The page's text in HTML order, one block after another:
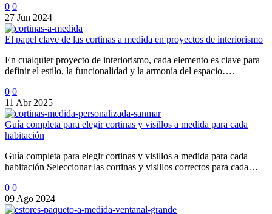
0 0
27 Jun 2024
El papel clave de las cortinas a medida en proyectos de interiorismo
En cualquier proyecto de interiorismo, cada elemento es clave para
definir el estilo, la funcionalidad y la armonía del espacio….
0 0
11 Abr 2025
Guía completa para elegir cortinas y visillos a medida para cada
habitación
Guía completa para elegir cortinas y visillos a medida para cada
habitación Seleccionar las cortinas y visillos correctos para cada…
0 0
09 Ago 2024